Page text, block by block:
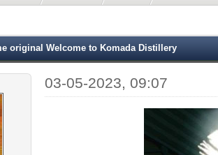
original Welcome to Komada Distillery
03-05-2023, 09:07